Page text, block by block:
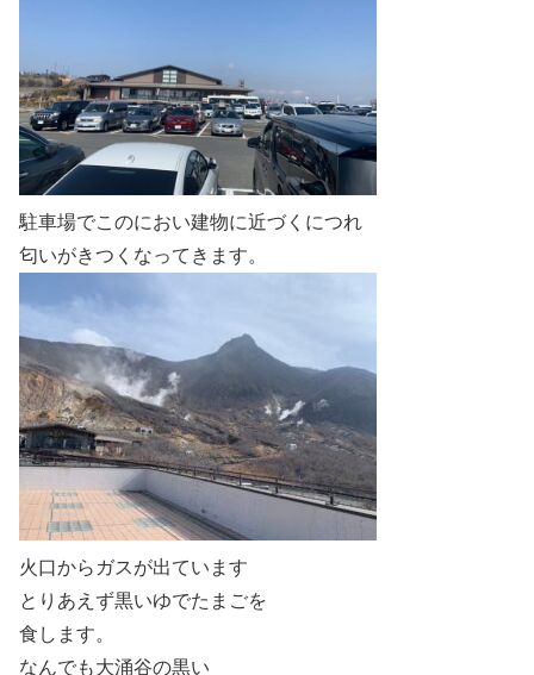
駐車場でこのにおい建物に近づくにつれ
匂いがきつくなってきます。
火口からガスが出ています
とりあえず黒いゆでたまごを
食します。
なんでも大涌谷の黒い